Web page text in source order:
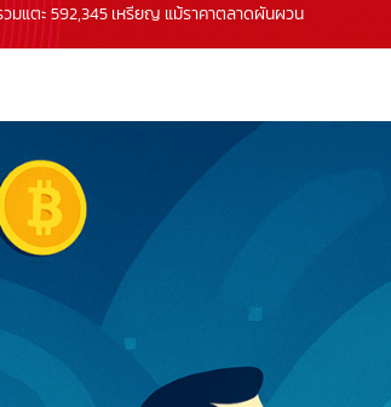
แตะ 592,345 เหรียญ แม้ราคาตลาดผันผวน